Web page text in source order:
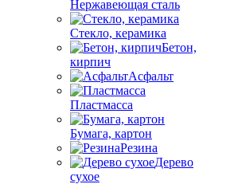
Нержавеющая сталь
Стекло, керамика
Бетон,
кирпич
Асфальт
Пластмасса
Бумага, картон
Резина
Дерево
сухое